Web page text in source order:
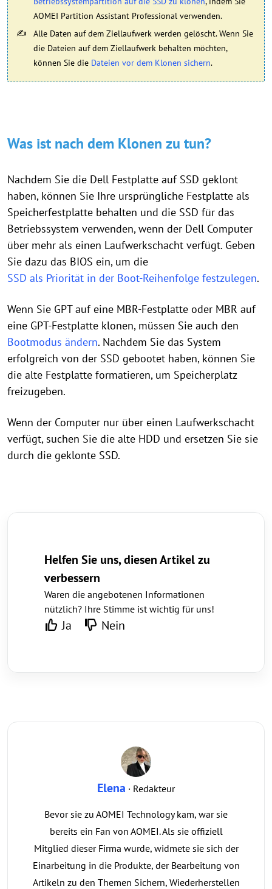
AOMEI Partition Assistant Professional verwenden.
Alle Daten auf dem Ziellaufwerk werden gelöscht. Wenn Sie
die Dateien auf dem Ziellaufwerk behalten möchten,
können Sie die Dateien vor dem Klonen sichern.
Was ist nach dem Klonen zu tun?
Nachdem Sie die Dell Festplatte auf SSD geklont
haben, können Sie Ihre ursprüngliche Festplatte als
Speicherfestplatte behalten und die SSD für das
Betriebssystem verwenden, wenn der Dell Computer
über mehr als einen Laufwerkschacht verfügt. Geben
Sie dazu das BIOS ein, um die
SSD als Priorität in der Boot-Reihenfolge festzulegen.
Wenn Sie GPT auf eine MBR-Festplatte oder MBR auf
eine GPT-Festplatte klonen, müssen Sie auch den
Bootmodus ändern. Nachdem Sie das System
erfolgreich von der SSD gebootet haben, können Sie
die alte Festplatte formatieren, um Speicherplatz
freizugeben.
Wenn der Computer nur über einen Laufwerkschacht
verfügt, suchen Sie die alte HDD und ersetzen Sie sie
durch die geklonte SSD.
Helfen Sie uns, diesen Artikel zu
verbessern
Waren die angebotenen Informationen
nützlich? Ihre Stimme ist wichtig für uns!
Ja Nein
Elena · Redakteur
Bevor sie zu AOMEI Technology kam, war sie
bereits ein Fan von AOMEI. Als sie offiziell
Mitglied dieser Firma wurde, widmete sie sich der
Einarbeitung in die Produkte, der Bearbeitung von
Artikeln zu den Themen Sichern, Wiederherstellen